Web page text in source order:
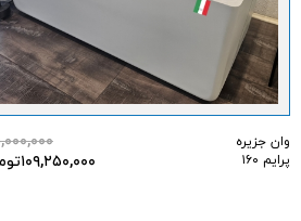
وان جزیره
پرایم ۱۶۰
۱۰۹,۲۵۰,۰۰۰